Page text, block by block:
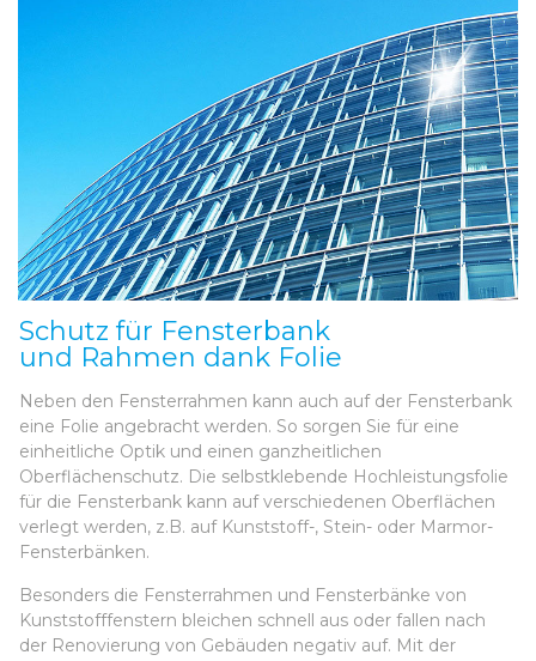
Schutz für Fensterbank
und Rahmen dank Folie
Neben den Fensterrahmen kann auch auf der Fensterbank
eine Folie angebracht werden. So sorgen Sie für eine
einheitliche Optik und einen ganzheitlichen
Oberflächenschutz. Die selbstklebende Hochleistungsfolie
für die Fensterbank kann auf verschiedenen Oberflächen
verlegt werden, z.B. auf Kunststoff-, Stein- oder Marmor-
Fensterbänken.
Besonders die Fensterrahmen und Fensterbänke von
Kunststofffenstern bleichen schnell aus oder fallen nach
der Renovierung von Gebäuden negativ auf. Mit der